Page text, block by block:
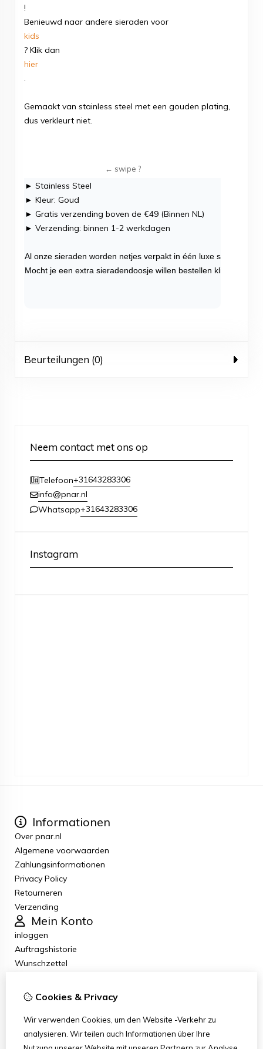
!
Benieuwd naar andere sieraden voor
kids
? Klik dan
hier
.
Gemaakt van stainless steel met een gouden plating,
dus verkleurt niet.
► Stainless Steel
► Kleur: Goud
► Gratis verzending boven de €49 (Binnen NL)
► Verzending: binnen 1-2 werkdagen
Al onze sieraden worden netjes verpakt in één luxe
Mocht je een extra sieradendoosje willen bestellen klik dan
Beurteilungen (0)
Neem contact met ons op
Telefoon+31643283306
info@pnar.nl
Whatsapp+31643283306
Instagram
Informationen
Over pnar.nl
Algemene voorwaarden
Zahlungsinformationen
Privacy Policy
Retourneren
Verzending
Mein Konto
inloggen
Auftragshistorie
Wunschzettel
Kundenservice
Retouren
Übersicht
Cookies & Privacy
Wir verwenden Cookies, um den Website -Verkehr zu
analysieren. Wir teilen auch Informationen über Ihre